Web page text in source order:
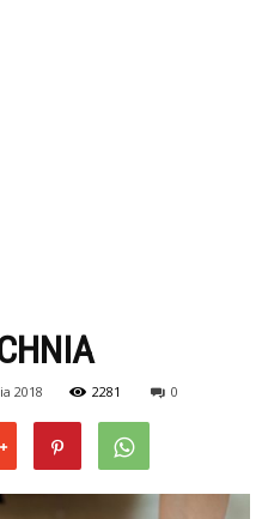
2018 2281 0